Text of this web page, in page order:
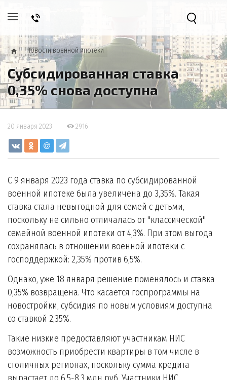
Новости военной ипотеки
Субсидированная ставка
0,35% снова доступна
20 января 2023 2916
С 9 января 2023 года ставка по субсидированной
военной ипотеке была увеличена до 3,35%. Такая
ставка стала невыгодной для семей с детьми,
поскольку не сильно отличалась от "классической"
семейной военной ипотеки от 4,3%. При этом выгода
сохранялась в отношении военной ипотеки с
господдержкой: 2,35% против 6,5%.
Однако, уже 18 января решение поменялось и ставка
0,35% возвращена. Что касается госпрограммы на
новостройки, субсидия по новым условиям доступна
со ставкой 2,35%.
Такие низкие предоставляют участникам НИС
возможность приобрести квартиры в том числе в
столичных регионах, поскольку сумма кредита